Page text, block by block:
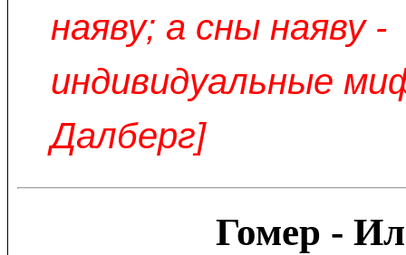
наяву; а сны наяву -
индивидуальные
Далберг]
Гомер -